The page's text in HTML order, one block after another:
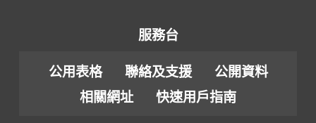
服務台
公用表格 聯絡及支援
公開資料
相關網址
快速用戶指南